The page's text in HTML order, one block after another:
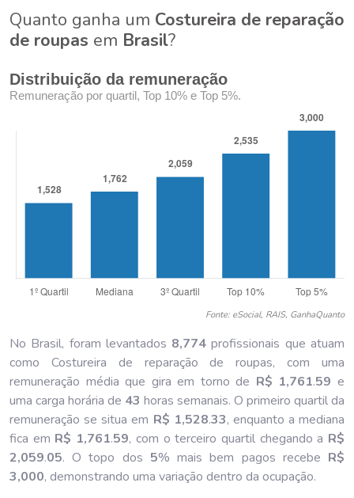
Quanto ganha um Costureira de reparação
de roupas em Brasil?
Distribuição da remuneração
Remuneração por quartil, Top 10% e Top 5%.
Fonte: eSocial, RAIS, GanhaQuanto
No Brasil, foram levantados 8,774 profissionais que atuam
como Costureira de reparação de roupas, com uma
remuneração média que gira em torno de R$ 1,761.59 e
uma carga horária de 43 horas semanais. O primeiro quartil da
remuneração se situa em R$ 1,528.33, enquanto a mediana
fica em R$ 1,761.59, com o terceiro quartil chegando a R$
2,059.05. O topo dos 5% mais bem pagos recebe R$
3,000, demonstrando uma variação dentro da ocupação.